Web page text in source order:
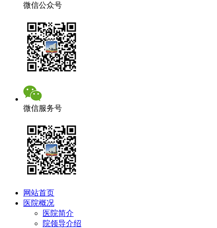
微信公众号
微信服务号
网站首页
医院概况
医院简介
院领导介绍